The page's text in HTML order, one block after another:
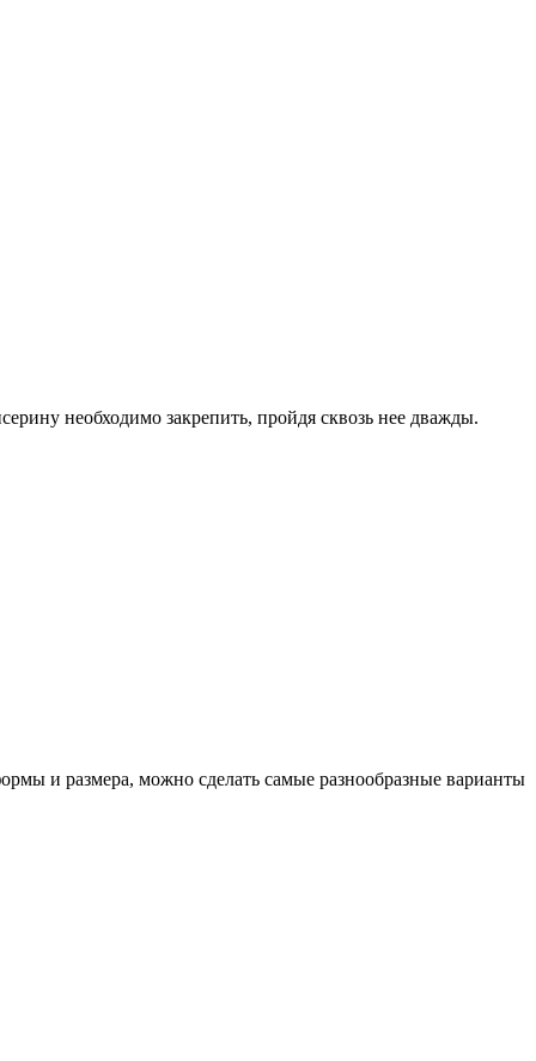
необходимо закрепить, пройдя сквозь нее дважды.
и размера, можно сделать самые разнообразные варианты